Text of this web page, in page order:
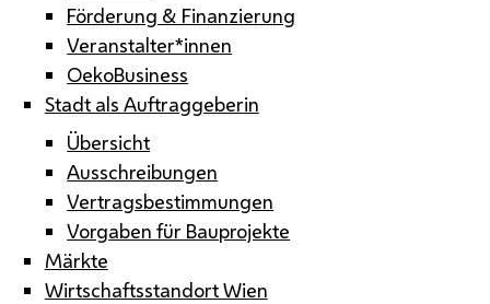
Förderung & Finanzierung
Veranstalter*innen
OekoBusiness
Stadt als Auftraggeberin
Übersicht
Ausschreibungen
Vertragsbestimmungen
Vorgaben für Bauprojekte
Märkte
Wirtschaftsstandort Wien